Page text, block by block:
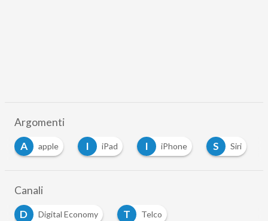
Argomenti
A
apple I iPad I iPhone S Siri
Canali
D
Digital Economy T Telco